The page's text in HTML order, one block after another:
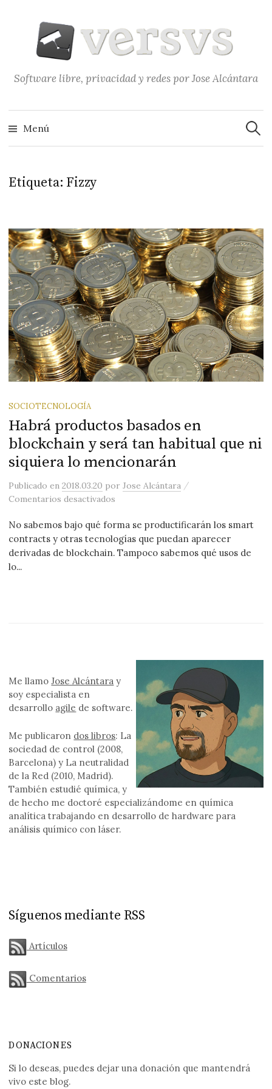
contenido
Software libre, privacidad y redes por Jose Alcántara
Menú
Etiqueta: Fizzy
SOCIOTECNOLOGÍA
Habrá productos basados en
blockchain y será tan habitual que ni
siquiera lo mencionarán
Publicadoen2018.03.20 porJose Alcántara /
Comentarios desactivados
No sabemos bajo qué forma se productificarán los smart
contracts y otras tecnologías que puedan aparecer
derivadas de blockchain. Tampoco sabemos qué usos de
lo...
Me llamoJose Alcántara y
soy especialista en
desarrollo agile de software.
Me publicaron dos libros: La
sociedad de control (2008,
Barcelona) y La neutralidad
de la Red (2010, Madrid).
También estudié química, y
de hecho me doctoré especializándome en química
analítica trabajando en desarrollo de hardware para
análisis químico con láser.
Síguenos mediante RSS
Artículos
Comentarios
DONACIONES
Si lo deseas, puedes dejar una donación que mantendrá
vivo este blog.